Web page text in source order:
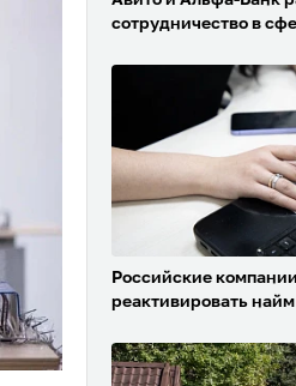
сотрудничество в
Российские
реактивировать найм